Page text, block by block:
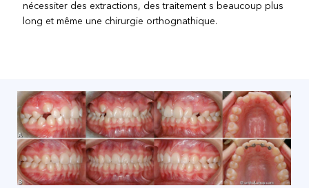
nécessiter des extractions, des traitement s beaucoup plus
long et même une chirurgie orthognathique.